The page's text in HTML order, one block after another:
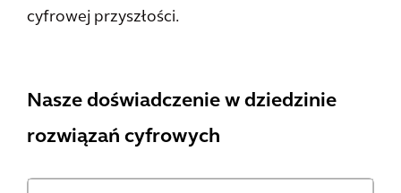
cyfrowej przyszłości.
Nasze doświadczenie w dziedzinie
rozwiązań cyfrowych